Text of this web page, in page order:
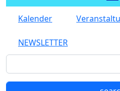
Kalender
NEWSLETTER